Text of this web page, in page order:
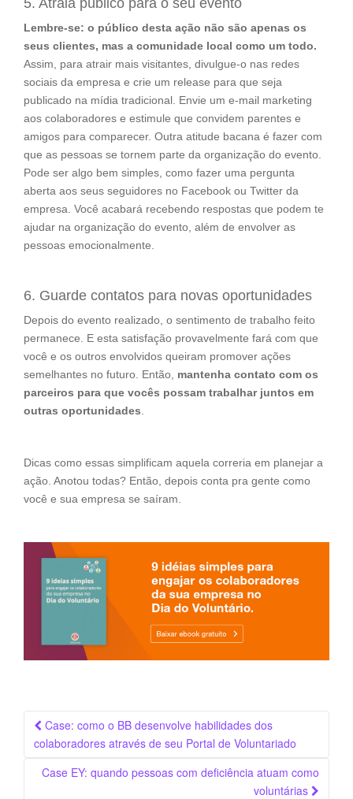
Lembre-se: o público desta ação não são apenas os
seus clientes, mas a comunidade local como um todo.
Assim, para atrair mais visitantes, divulgue-o nas redes
sociais da empresa e crie um release para que seja
publicado na mídia tradicional. Envie um e-mail marketing
aos colaboradores e estimule que convidem parentes e
amigos para comparecer. Outra atitude bacana é fazer com
que as pessoas se tornem parte da organização do evento.
Pode ser algo bem simples, como fazer uma pergunta
aberta aos seus seguidores no Facebook ou Twitter da
empresa. Você acabará recebendo respostas que podem te
ajudar na organização do evento, além de envolver as
pessoas emocionalmente.
6. Guarde contatos para novas oportunidades
Depois do evento realizado, o sentimento de trabalho feito
permanece. E esta satisfação provavelmente fará com que
você e os outros envolvidos queiram promover ações
semelhantes no futuro. Então, mantenha contato com os
parceiros para que vocês possam trabalhar juntos em
outras oportunidades
Dicas como essas simplificam aquela correria em planejar a
ação. Anotou todas? Então, depois conta pra gente como
você e sua empresa se saíram.
Navegação
da
Postagem
Case: como o BB desenvolve habilidades dos
colaboradores através de seu Portal de Voluntariado
Case EY: quando pessoas com deficiência atuam como
voluntárias